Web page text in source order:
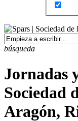
búsqueda
Jornadas
Sociedad
Aragón,